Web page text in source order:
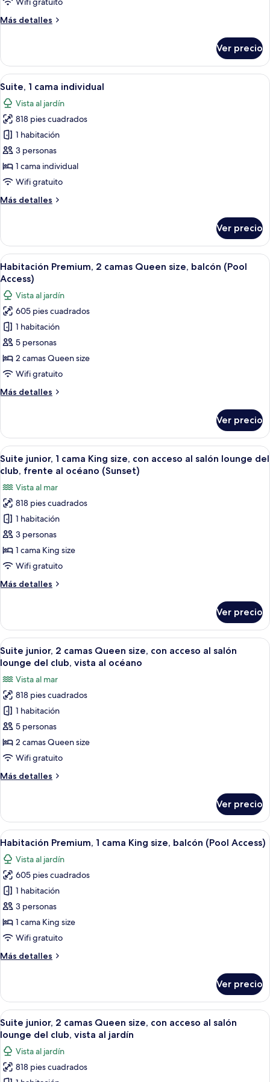
size,
al
salón
lounge
del
club
(Pool
Access)
Más detalles
Más
junior,
camas
size,
con
acceso
al
salón
lounge
del
club
Access)
Ver precio
Abrir
todas
las
fotos
de
Suite,
1
cama
individual
Una habitación de hotel moderna
11
Suite, 1 cama individual
Vista al jardín
818 pies cuadrados
1 habitación
3 personas
1 cama individual
Wifi gratuito
Más detalles
Más
1
cama
individual
Ver precio
Abrir
todas
las
fotos
de
Habitación
Premium,
2
camas
size,
Access)
Habitación de hotel con dos camas,
6
Habitación Premium, 2 camas Queen size, balcón (Pool
Access)
Vista al jardín
605 pies cuadrados
1 habitación
5 personas
2 camas Queen size
Wifi gratuito
Más detalles
Más
Premium,
camas
Queen
balcón
(Pool
Access)
Ver precio
Abrir
todas
fotos
de
Suite
junior,
1
cama
size,
al
salón
lounge
del
club,
frente
al
océano
(Sunset)
Habitación de hotel con una cama
12
Suite junior, 1 cama King size, con acceso al salón lounge del
club, frente al océano (Sunset)
Vista al mar
818 pies cuadrados
1 habitación
3 personas
1 cama King size
Wifi gratuito
Más detalles
Más
junior,
cama
King
con
acceso
al
salón
lounge
club,
frente
océano
Ver precio
Abrir
todas
fotos
de
Suite
junior,
2
camas
size,
al
salón
lounge
del
club,
vista
al
océano
Habitación de hotel con dos camas,
8
Suite junior, 2 camas Queen size, con acceso al salón
lounge del club, vista al océano
Vista al mar
818 pies cuadrados
1 habitación
5 personas
2 camas Queen size
Wifi gratuito
Más detalles
Más
junior,
camas
size,
con
acceso
al
salón
lounge
del
club,
al
Ver precio
Abrir
todas
las
fotos
de
Habitación
Premium,
1
King
(Pool
Access)
Habitación de hotel con cama,
6
Habitación Premium, 1 cama King size, balcón (Pool Access)
Vista al jardín
605 pies cuadrados
1 habitación
3 personas
1 cama King size
Wifi gratuito
Más detalles
Más
Premium,
cama
King
balcón
(Pool
Access)
Ver precio
Abrir
todas
las
fotos
de
Una habitación de hotel con dos
7
Suite junior, 2 camas Queen size, con acceso al salón
lounge del club, vista al jardín
Vista al jardín
818 pies cuadrados